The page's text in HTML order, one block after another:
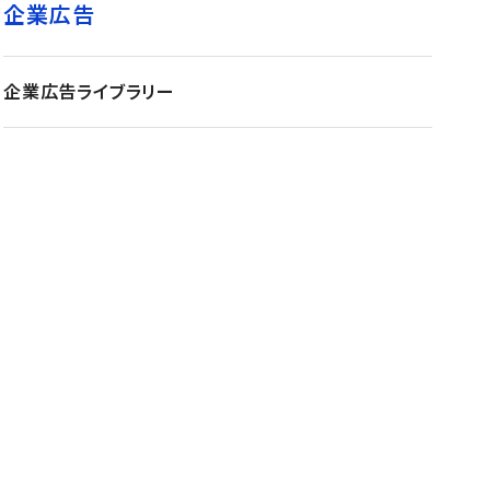
企業広告
企業広告ライブラリー